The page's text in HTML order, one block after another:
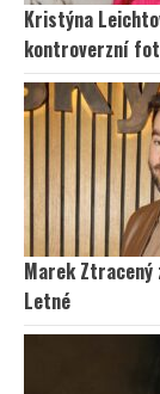
Kristýna
kontroverzní
Marek Ztracený
Letné